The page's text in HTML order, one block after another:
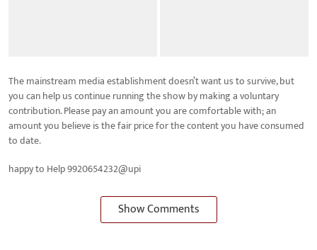
The mainstream media establishment doesn’t want us to survive, but
you can help us continue running the show by making a voluntary
contribution. Please pay an amount you are comfortable with; an
amount you believe is the fair price for the content you have consumed
to date.
happy to Help 9920654232@upi
Show Comments